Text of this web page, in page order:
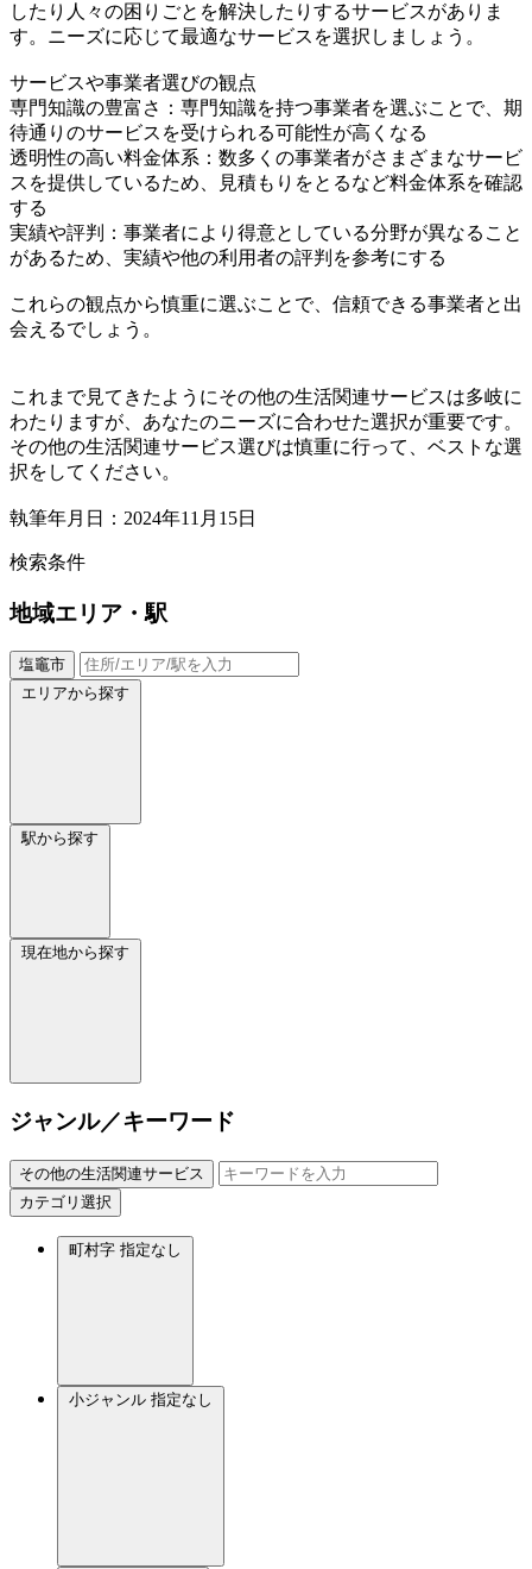
したり人々の困りごとを解決したりするサービスがありま
す。ニーズに応じて最適なサービスを選択しましょう。
サービスや事業者選びの観点
専門知識の豊富さ：専門知識を持つ事業者を選ぶことで、期
待通りのサービスを受けられる可能性が高くなる
透明性の高い料金体系：数多くの事業者がさまざまなサービ
スを提供しているため、見積もりをとるなど料金体系を確認
する
実績や評判：事業者により得意としている分野が異なること
があるため、実績や他の利用者の評判を参考にする
これらの観点から慎重に選ぶことで、信頼できる事業者と出
会えるでしょう。
これまで見てきたようにその他の生活関連サービスは多岐に
わたりますが、あなたのニーズに合わせた選択が重要です。
その他の生活関連サービス選びは慎重に行って、ベストな選
択をしてください。
執筆年月日：2024年11月15日
検索条件
地域エリア・駅
塩竈市
エリアから探す
駅から探す
現在地から探す
ジャンル／キーワード
その他の生活関連サービス
カテゴリ選択
町村字 指定なし
小ジャンル 指定なし